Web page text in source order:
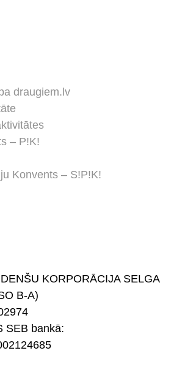
draugiem.lv
– P!K!
Konvents – S!P!K!
KORPORĀCIJA SELGA
B-A)
SEB bankā: